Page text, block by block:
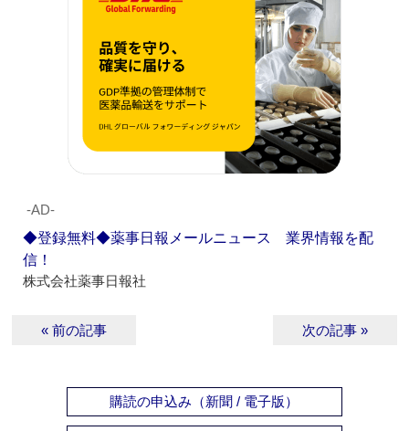
‐AD‐
◆登録無料◆薬事日報メールニュース 業界情報を配
信！
株式会社薬事日報社
« 前の記事 次の記事 »
購読の申込み（新聞 / 電子版）